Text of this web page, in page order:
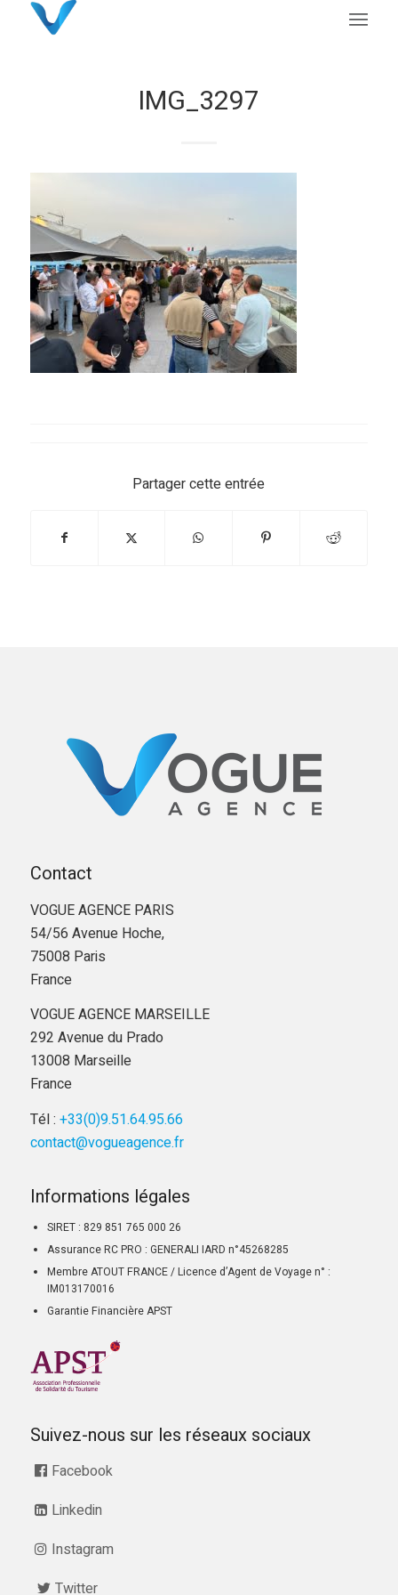
IMG_3297
Partager cette entrée
Contact
VOGUE AGENCE PARIS
54/56 Avenue Hoche,
75008 Paris
France
VOGUE AGENCE MARSEILLE
292 Avenue du Prado
13008 Marseille
France
Tél : +33(0)9.51.64.95.66
contact@vogueagence.fr
Informations légales
SIRET : 829 851 765 000 26
Assurance RC PRO : GENERALI IARD n°45268285
Membre ATOUT FRANCE / Licence d’Agent de Voyage n° :
IM013170016
Garantie Financière APST
Suivez-nous sur les réseaux sociaux
Facebook
Linkedin
Instagram
Twitter